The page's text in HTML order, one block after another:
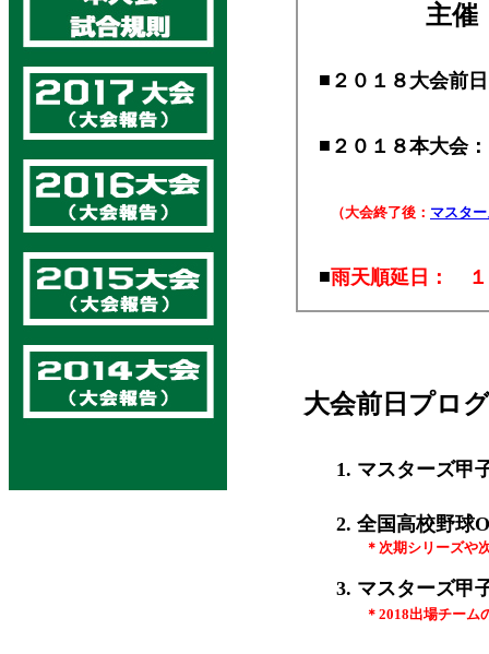
主催
■ ２０１８大会前
■ ２０１８本大会
（大会終了後： マスタ
■雨天順延日： １
大会前日プロ
1. マスターズ甲
2. 全国高校野球
＊次期シリーズや次
3. マスターズ甲
＊2018出場チームの